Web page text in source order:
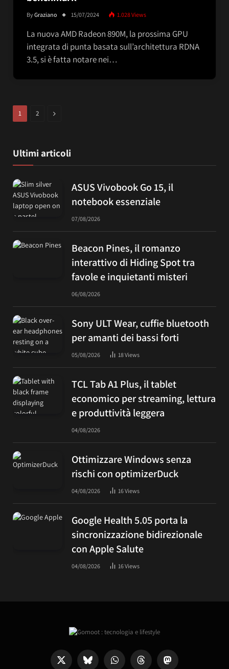
ByGraziano 15/07/2024 1.028Views
La nuova AMD Radeon 890M, la prossima GPU
integrata di punta basata sull’architettura RDNA
3.5, si è fatta notare nei…
1 2 Next
Ultimi articoli
ASUS Vivobook Go 15, il
notebook essenziale
07/08/2026
Beacon Pines, il romanzo
interattivo di Hiding Spot tra
favole e inquietanti misteri
06/08/2026
Sony ULT Wear, cuffie bluetooth
per amanti dei bassi forti
05/08/2026 18Views
TCL Tab A1 Plus, il tablet
economico per streaming, lettura
e produttività leggera
04/08/2026
Ottimizzare Windows senza
rischi con optimizerDuck
04/08/2026 16Views
Google Health 5.05 porta la
sincronizzazione bidirezionale
con Apple Salute
04/08/2026 16Views
X Bluesky WhatsAppThreads Mastodon